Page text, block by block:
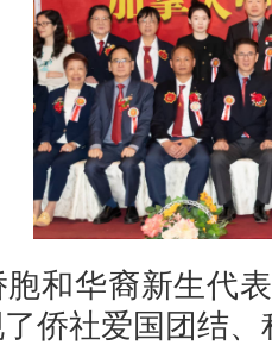
胞和华裔新生代
侨社爱国团结